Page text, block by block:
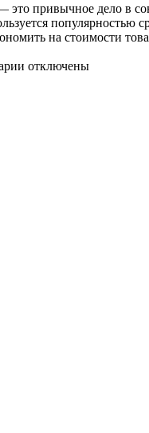
это привычное дело
популярностью
на стоимости
отключены